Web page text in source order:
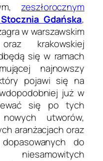
zeszłorocznym
Gdańska,
w warszawskim
krakowskiej
się w ramach
najnowszy
pojawi się na
już w
się po tych
utworów,
aranżacjach oraz
do